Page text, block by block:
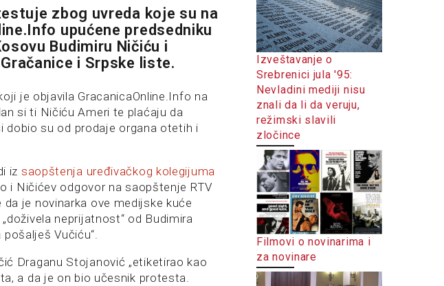
zbog uvreda koje su na
upućene predsedniku
Budimiru Ničiću i
i Srpske liste.
je objavila GracanicaOnline.Info na
si ti Ničiću Ameri te plaćaju da
dobio su od prodaje organa otetih i
iz saopštenja uređivačkog kolegijuma
i Ničićev odgovor na saopštenje RTV
je novinarka ove medijske kuće
neprijatnost“ od Budimira
Vučiću“.
Draganu Stojanović „etiketirao kao
a da je on bio učesnik protesta.
Izveštavanje o
Srebrenici jula '95:
Nevladini mediji nisu
znali da li da veruju,
režimski slavili
zločince
Filmovi o novinarima i
za novinare